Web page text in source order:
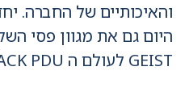
והאיכותיים של החברה.
היום גם את מגוון פסי
GEIST לעולם ה RACK PDU מבית VERTIV.